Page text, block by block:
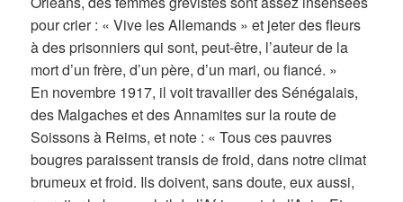
pour crier : « Vive les Allemands » et jeter des fleurs
à des prisonniers qui sont, peut-être, l’auteur de la
mort d’un frère, d’un père, d’un mari, ou fiancé. »
En novembre 1917, il voit travailler des Sénégalais,
des Malgaches et des Annamites sur la route de
Soissons à Reims, et note : « Tous ces pauvres
bougres paraissent transis de froid, dans notre climat
brumeux et froid. Ils doivent, sans doute, eux aussi,